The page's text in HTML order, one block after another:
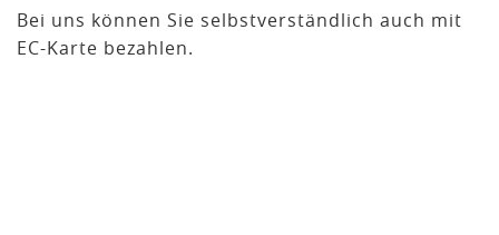
Bei uns können Sie selbstverständlich auch mit
EC-Karte bezahlen.